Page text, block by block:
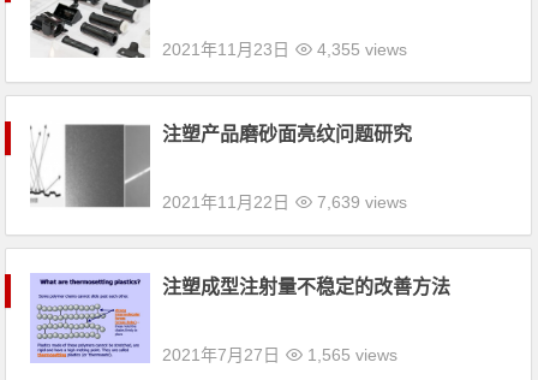
2021年11月23日 4,355 views
注塑产品磨砂面亮纹问题研究
2021年11月22日 7,639 views
注塑成型注射量不稳定的改善方法
2021年7月27日 1,565 views